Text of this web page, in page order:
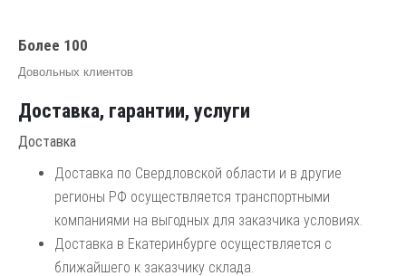
Более 100
Довольных клиентов
Доставка, гарантии, услуги
Доставка
Доставка по Свердловской области и в другие
регионы РФ осуществляется транспортными
компаниями на выгодных для заказчика условиях.
Доставка в Екатеринбурге осуществляется с
ближайшего к заказчику склада.